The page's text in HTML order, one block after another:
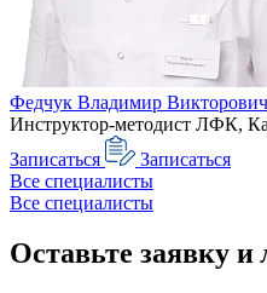
Федчук Владимир Викторович
Инструктор-методист ЛФК,
Записаться
Записаться
Все специалисты
Все специалисты
Оставьте заявку и